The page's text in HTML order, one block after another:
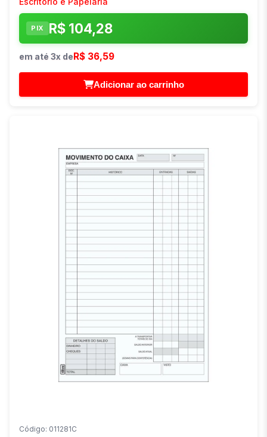
PIX R$ 104,28
em até 3x deR$ 36,59
Adicionar ao carrinho
Código: 011281C